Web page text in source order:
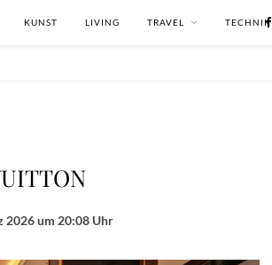
KUNST LIVING TRAVEL TECHNIK
2026 um 20:08 Uhr